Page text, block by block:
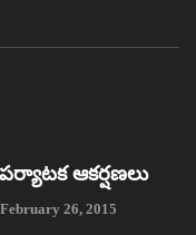
ఆకర్షణలు
26, 2015